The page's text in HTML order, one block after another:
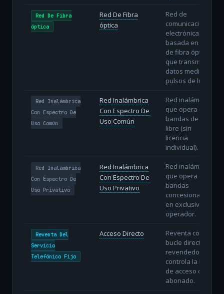
Red De Fibra
óptica
Red De Fibra
óptica
Red de
comunicaciones
electrónicas
basada en hilos
de fibra óptica
que transmiten
datos mediante
pulsos de luz.
Red Inalámbrica
Con Espectro De
Uso Común
Red Inalámbrica
Con Espectro De
Uso Común
Red inalámbrica
que opera en
bandas de uso
libre (sin
licencia
individual).
Red Inalámbrica
Con Espectro De
Uso Privativo
Red Inalámbrica
Con Espectro De
Uso Privativo
Red inalámbrica
que opera en
bandas
concesionadas
en exclusiva al
operador.
Reventa Del
Servicio
Telefónico Fijo
Acceso Directo
Reventa con
bucle directo: el
revendedor
controla la línea
de acceso del
abonado.